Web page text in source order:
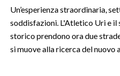
CULTURA
SPETTACOLI
Un’esperienza straordinaria,
soddisfazioni. L'Atletico Uri e il
storico prendono ora due
si muove alla ricerca del nuovo